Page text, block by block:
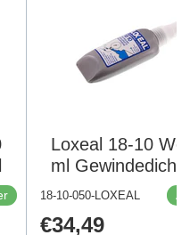
Loxeal 18-10
ml
18-10-050-LOXEAL
Regulärer
€34,49